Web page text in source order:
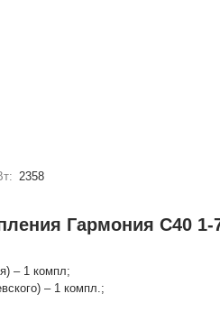
2358
Гармония С40 1-
– 1 компл;
– 1 компл.;